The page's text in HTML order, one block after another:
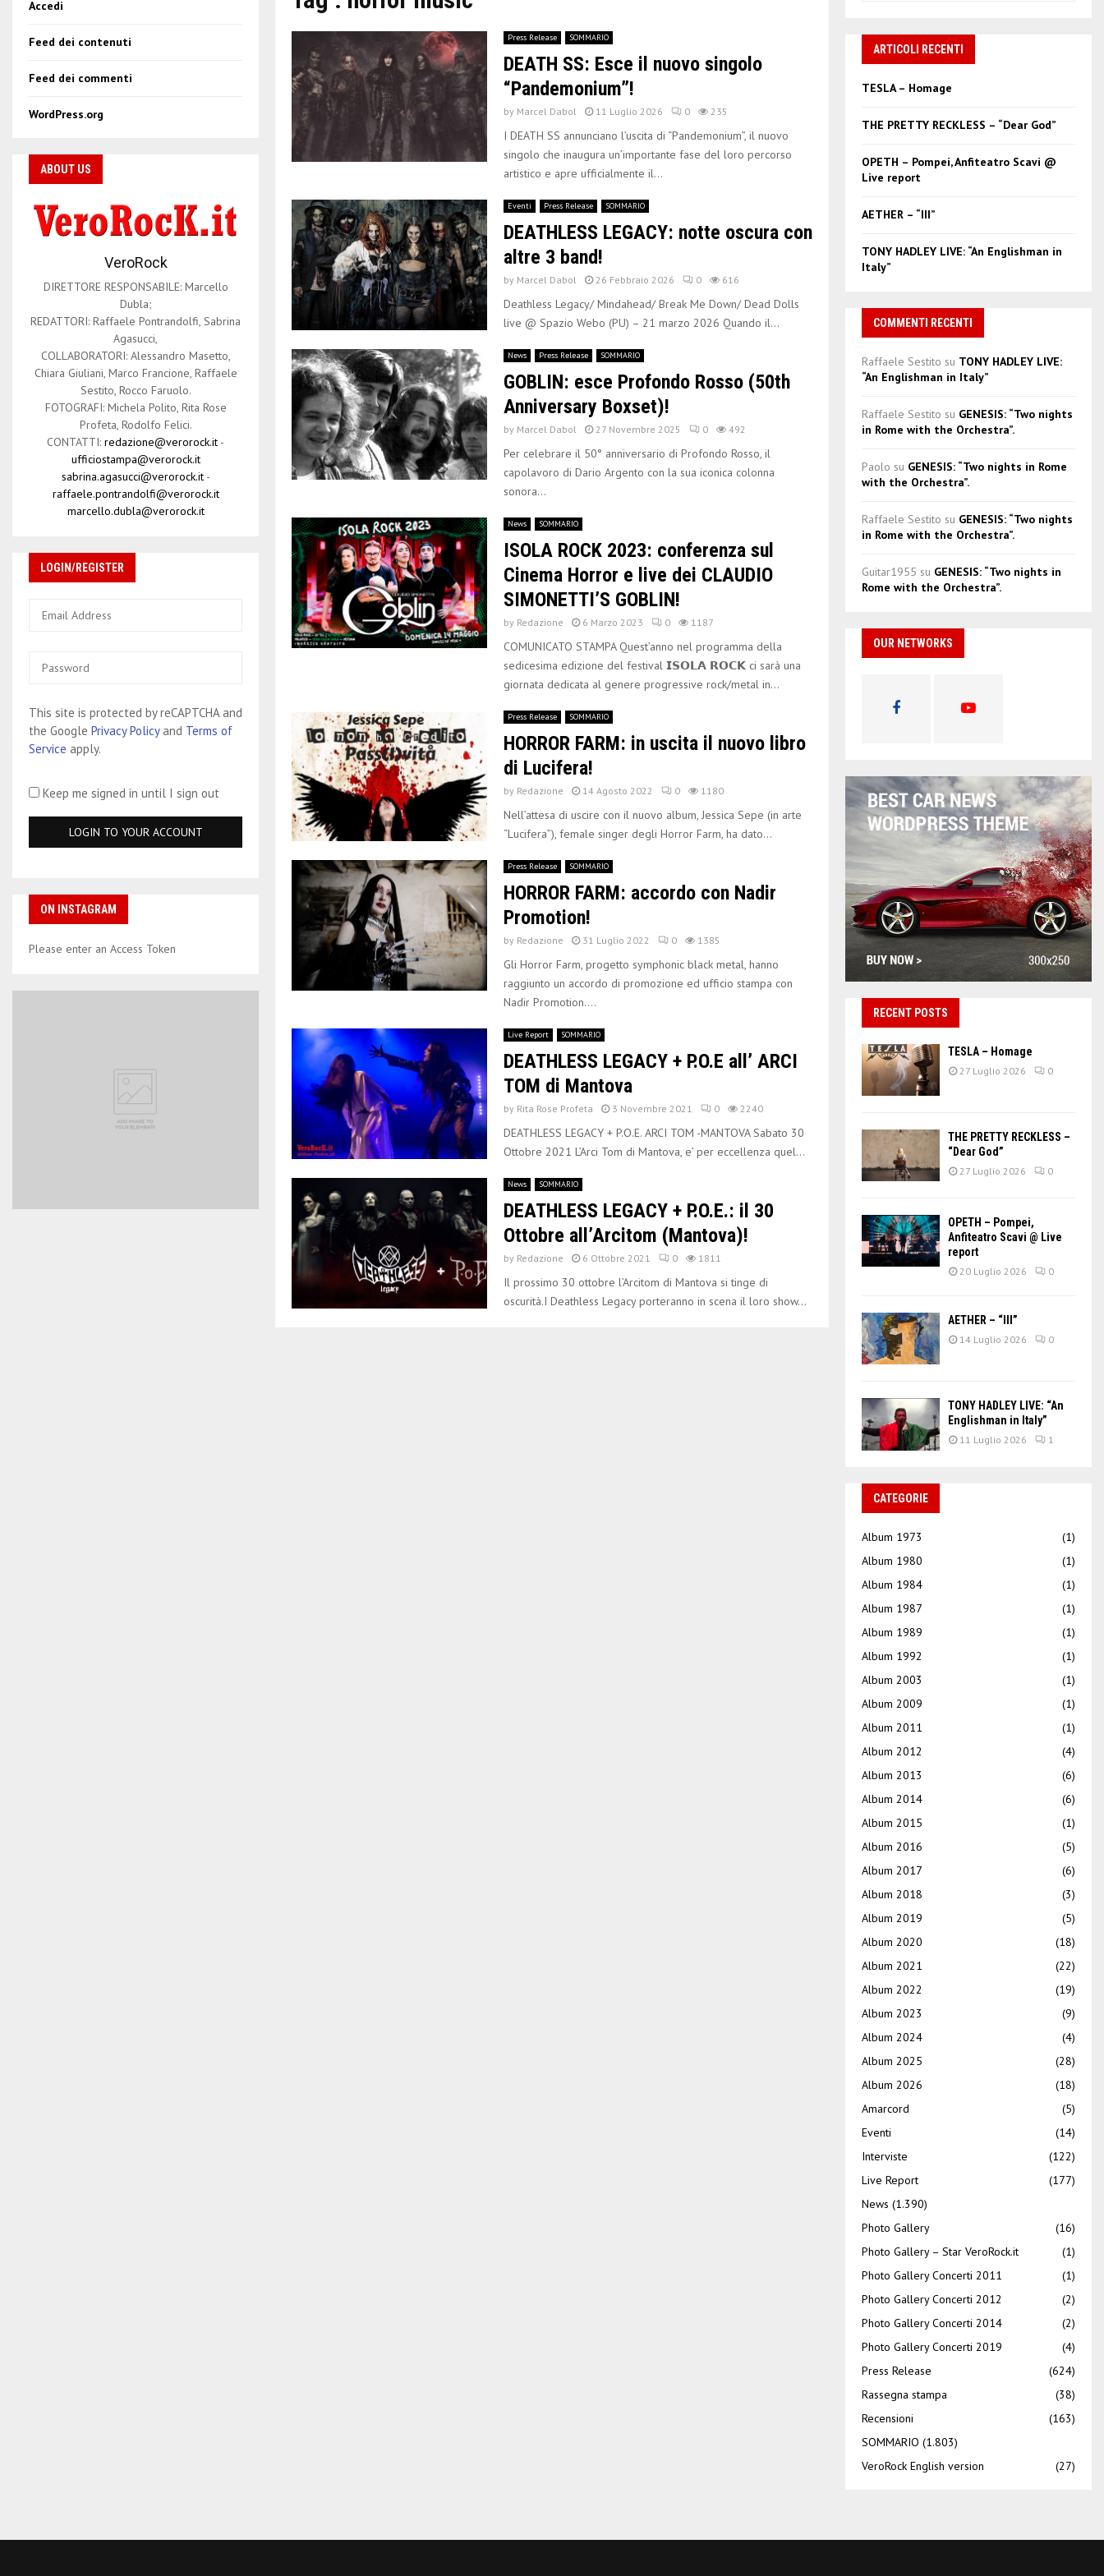
Press Release SOMMARIO
DEATH SS: Esce il nuovo singolo
“Pandemonium”!
by Marcel Dabol 11 Luglio 2026 0 235
I DEATH SS annunciano l’uscita di “Pandemonium”, il nuovo
singolo che inaugura un’importante fase del loro percorso
artistico e apre ufficialmente il...
Eventi Press Release SOMMARIO
DEATHLESS LEGACY: notte oscura con
altre 3 band!
by Marcel Dabol 26 Febbraio 2026 0 616
Deathless Legacy/ Mindahead/ Break Me Down/ Dead Dolls
live @ Spazio Webo (PU) – 21 marzo 2026 Quando il...
News Press Release SOMMARIO
GOBLIN: esce Profondo Rosso (50th
Anniversary Boxset)!
by Marcel Dabol 27 Novembre 2025 0 492
Per celebrare il 50° anniversario di Profondo Rosso, il
capolavoro di Dario Argento con la sua iconica colonna
sonora...
News SOMMARIO
ISOLA ROCK 2023: conferenza sul
Cinema Horror e live dei CLAUDIO
SIMONETTI’S GOBLIN!
by Redazione 6 Marzo 2023 0 1187
COMUNICATO STAMPA Quest’anno nel programma della
sedicesima edizione del festival 𝗜𝗦𝗢𝗟𝗔 𝗥𝗢𝗖𝗞 ci sarà una
giornata dedicata al genere progressive rock/metal in...
Press Release SOMMARIO
HORROR FARM: in uscita il nuovo libro
di Lucifera!
by Redazione 14 Agosto 2022 0 1180
Nell’attesa di uscire con il nuovo album, Jessica Sepe (in arte
“Lucifera”), female singer degli Horror Farm, ha dato...
Press Release SOMMARIO
HORROR FARM: accordo con Nadir
Promotion!
by Redazione 31 Luglio 2022 0 1385
Gli Horror Farm, progetto symphonic black metal, hanno
raggiunto un accordo di promozione ed ufficio stampa con
Nadir Promotion....
Live Report SOMMARIO
DEATHLESS LEGACY + P.O.E all’ ARCI
TOM di Mantova
by Rita Rose Profeta 3 Novembre 2021 0 2240
DEATHLESS LEGACY + P.O.E. ARCI TOM -MANTOVA Sabato 30
Ottobre 2021 L’Arci Tom di Mantova, e’ per eccellenza quel...
News SOMMARIO
DEATHLESS LEGACY + P.O.E.: il 30
Ottobre all’Arcitom (Mantova)!
by Redazione 6 Ottobre 2021 0 1811
Il prossimo 30 ottobre l’Arcitom di Mantova si tinge di
oscurità.I Deathless Legacy porteranno in scena il loro show...
Accedi
Feed dei contenuti
Feed dei commenti
WordPress.org
ABOUT US
VeroRock
DIRETTORE RESPONSABILE: Marcello
Dubla;
REDATTORI: Raffaele Pontrandolfi, Sabrina
Agasucci,
COLLABORATORI: Alessandro Masetto,
Chiara Giuliani, Marco Francione, Raffaele
Sestito, Rocco Faruolo.
FOTOGRAFI: Michela Polito, Rita Rose
Profeta, Rodolfo Felici.
CONTATTI: redazione@verorock.it -
ufficiostampa@verorock.it
sabrina.agasucci@verorock.it-
raffaele.pontrandolfi@verorock.it
marcello.dubla@verorock.it
LOGIN/REGISTER
This site is protected by reCAPTCHA and
the Google Privacy Policyand Terms of
Service apply.
Keep me signed in until I sign out
ON INSTAGRAM
Please enter an Access Token
h
f
ARTICOLI RECENTI
TESLA – Homage
THE PRETTY RECKLESS – “Dear God”
OPETH – Pompei, Anfiteatro Scavi @
Live report
AETHER – “III”
TONY HADLEY LIVE: “An Englishman in
Italy”
COMMENTI RECENTI
Raffaele Sestito su TONY HADLEY LIVE:
“An Englishman in Italy”
Raffaele Sestito su GENESIS: “Two nights
in Rome with the Orchestra”.
Paolo su GENESIS: “Two nights in Rome
with the Orchestra”.
Raffaele Sestito su GENESIS: “Two nights
in Rome with the Orchestra”.
Guitar1955 su GENESIS: “Two nights in
Rome with the Orchestra”.
OUR NETWORKS
RECENT POSTS
TESLA – Homage
27 Luglio 2026 0
THE PRETTY RECKLESS –
“Dear God”
27 Luglio 2026 0
OPETH – Pompei,
Anfiteatro Scavi @ Live
report
20 Luglio 2026 0
AETHER – “III”
14 Luglio 2026 0
TONY HADLEY LIVE: “An
Englishman in Italy”
11 Luglio 2026 1
CATEGORIE
Album 1973
(1)
Album 1980
(1)
Album 1984
(1)
Album 1987
(1)
Album 1989
(1)
Album 1992
(1)
Album 2003
(1)
Album 2009
(1)
Album 2011
(1)
Album 2012
(4)
Album 2013
(6)
Album 2014
(6)
Album 2015
(1)
Album 2016
(5)
Album 2017
(6)
Album 2018
(3)
Album 2019
(5)
Album 2020
(18)
Album 2021
(22)
Album 2022
(19)
Album 2023
(9)
Album 2024
(4)
Album 2025
(28)
Album 2026
(18)
Amarcord
(5)
Eventi
(14)
Interviste
(122)
Live Report
(177)
News (1.390)
Photo Gallery
(16)
Photo Gallery – Star VeroRock.it
(1)
Photo Gallery Concerti 2011
(1)
Photo Gallery Concerti 2012
(2)
Photo Gallery Concerti 2014
(2)
Photo Gallery Concerti 2019
(4)
Press Release
(624)
Rassegna stampa
(38)
Recensioni
(163)
SOMMARIO (1.803)
VeroRock English version
(27)